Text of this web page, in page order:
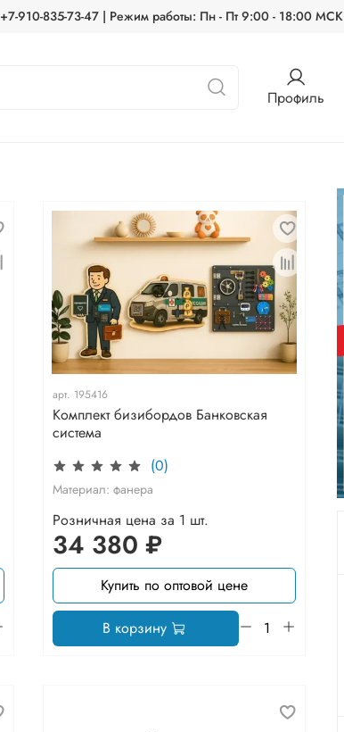
910-835-73-47 | Режим работы: Пн - Пт 9:00 - 18:00 МСК
Профиль
арт. 195416
Комплект бизибордов Банковская
система
(0)
Материал: фанера
Розничная цена за 1 шт.
34 380 ₽
Купить по оптовой цене
В корзину